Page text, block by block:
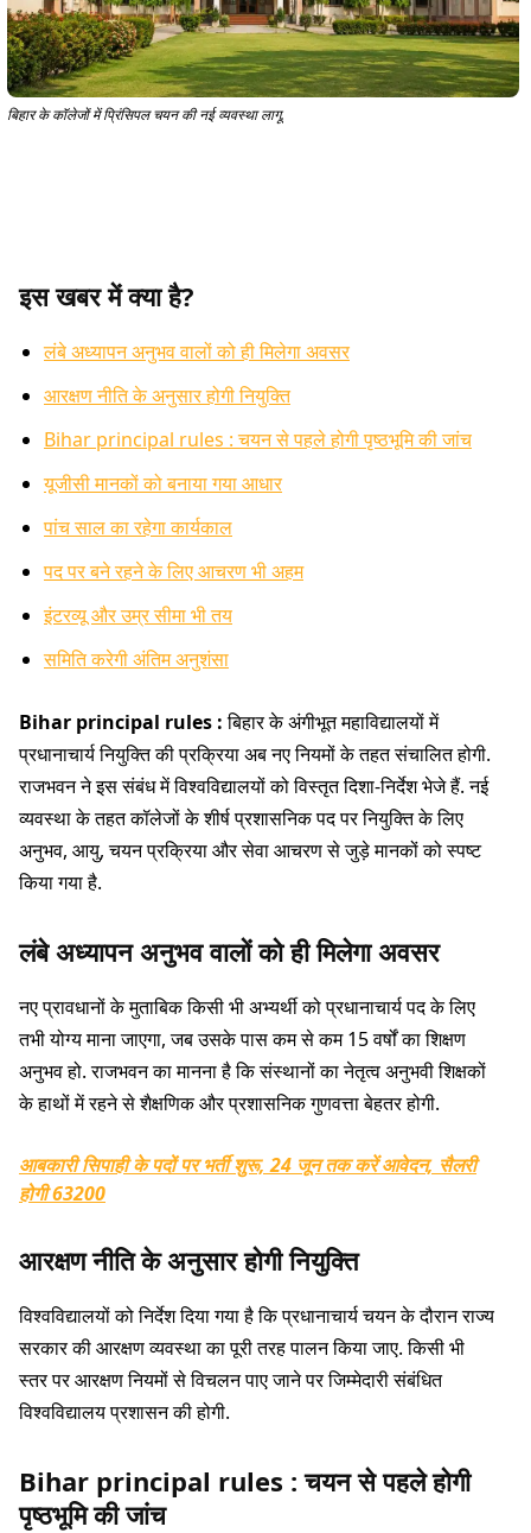
बिहार के कॉलेजों में प्रिंसिपल चयन की नई व्यवस्था लागू.
इस खबर में क्या है?
लंबे अध्यापन अनुभव वालों को ही मिलेगा अवसर
आरक्षण नीति के अनुसार होगी नियुक्ति
Bihar principal rules : चयन से पहले होगी पृष्ठभूमि की जांच
यूजीसी मानकों को बनाया गया आधार
पांच साल का रहेगा कार्यकाल
पद पर बने रहने के लिए आचरण भी अहम
इंटरव्यू और उम्र सीमा भी तय
समिति करेगी अंतिम अनुशंसा
Bihar principal rules :बिहार के अंगीभूत महाविद्यालयों में
प्रधानाचार्य नियुक्ति की प्रक्रिया अब नए नियमों के तहत संचालित होगी.
राजभवन ने इस संबंध में विश्वविद्यालयों को विस्तृत दिशा-निर्देश भेजे हैं. नई
व्यवस्था के तहत कॉलेजों के शीर्ष प्रशासनिक पद पर नियुक्ति के लिए
अनुभव, आयु, चयन प्रक्रिया और सेवा आचरण से जुड़े मानकों को स्पष्ट
किया गया है.
लंबे अध्यापन अनुभव वालों को ही मिलेगा अवसर
नए प्रावधानों के मुताबिक किसी भी अभ्यर्थी को प्रधानाचार्य पद के लिए
तभी योग्य माना जाएगा, जब उसके पास कम से कम 15 वर्षों का शिक्षण
अनुभव हो. राजभवन का मानना है कि संस्थानों का नेतृत्व अनुभवी शिक्षकों
के हाथों में रहने से शैक्षणिक और प्रशासनिक गुणवत्ता बेहतर होगी.
आबकारी सिपाही के पदों पर भर्ती शुरू, 24 जून तक करें आवेदन, सैलरी
होगी 63200
आरक्षण नीति के अनुसार होगी नियुक्ति
विश्वविद्यालयों को निर्देश दिया गया है कि प्रधानाचार्य चयन के दौरान राज्य
सरकार की आरक्षण व्यवस्था का पूरी तरह पालन किया जाए. किसी भी
स्तर पर आरक्षण नियमों से विचलन पाए जाने पर जिम्मेदारी संबंधित
विश्वविद्यालय प्रशासन की होगी.
Bihar principal rules : चयन से पहले होगी
पृष्ठभूमि की जांच